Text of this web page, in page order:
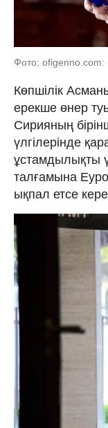
Фото: ofigenno.com:
Көпшілік
ерекше өнер
Сирияның
үлгілерінде
ұстамдылықты
талғамына
ықпал етсе